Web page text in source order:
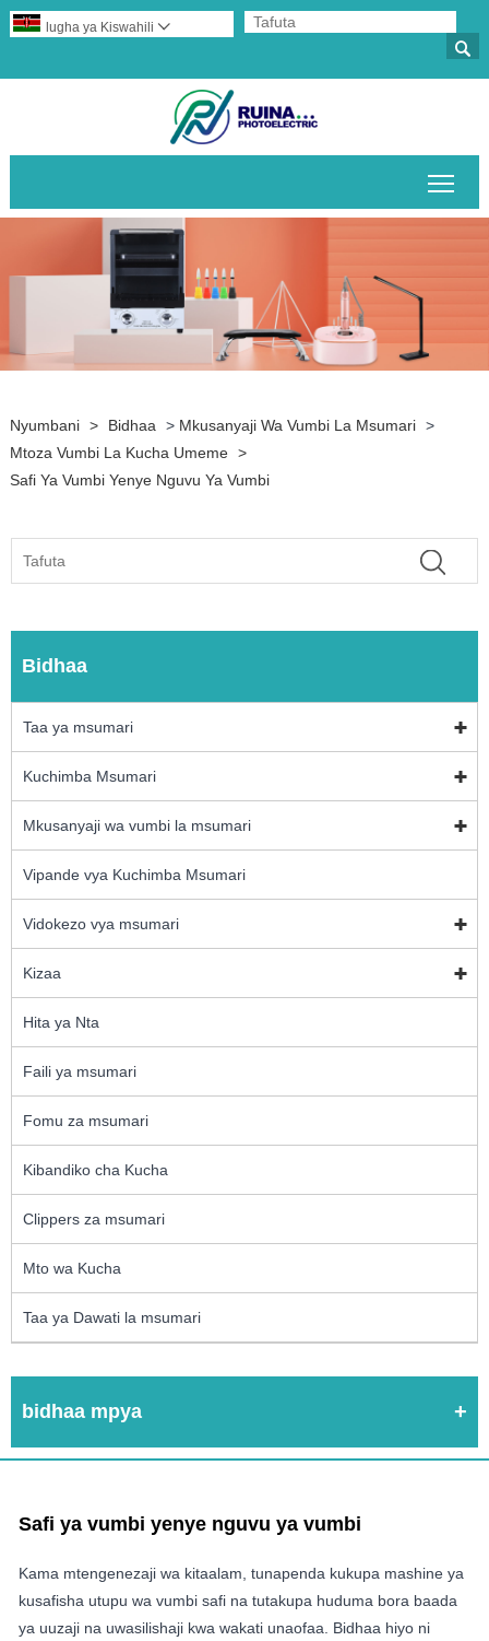

lugha ya Kiswahili 
Nyumbani > Bidhaa > Mkusanyaji Wa Vumbi La Msumari >
Mtoza Vumbi La Kucha Umeme >
Safi Ya Vumbi Yenye Nguvu Ya Vumbi
Bidhaa
Taa ya msumari
Kuchimba Msumari
Mkusanyaji wa vumbi la msumari
Vipande vya Kuchimba Msumari
Vidokezo vya msumari
Kizaa
Hita ya Nta
Faili ya msumari
Fomu za msumari
Kibandiko cha Kucha
Clippers za msumari
Mto wa Kucha
Taa ya Dawati la msumari
bidhaa mpya
Safi ya vumbi yenye nguvu ya vumbi
Kama mtengenezaji wa kitaalam, tunapenda kukupa mashine ya
kusafisha utupu wa vumbi safi na tutakupa huduma bora baada
ya uuzaji na uwasilishaji kwa wakati unaofaa. Bidhaa hiyo ni